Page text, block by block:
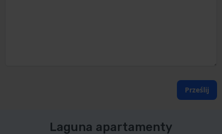
Prześlij
Laguna apartamenty